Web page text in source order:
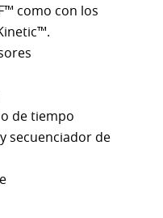
como con los
de tiempo
secuenciador de